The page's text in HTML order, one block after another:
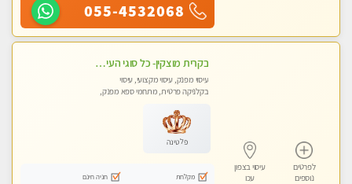
055-4532068
לפרטים
נוספים
עיסוי בצפון
עכו
בקרית מוצקין- כל סוגי העיסויים מעסה מקצועית ואיכותית פרטי!!! -ללא מין !
עיסוי מפנק, עיסוי מקצועי, עיסוי
בקלניקה פרטית, מתחמי ספא מפנק,
פלטינה
מקלחת
חניה חינם